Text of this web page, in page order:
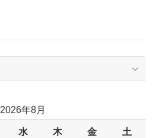
2026年8月
水 木 金 土